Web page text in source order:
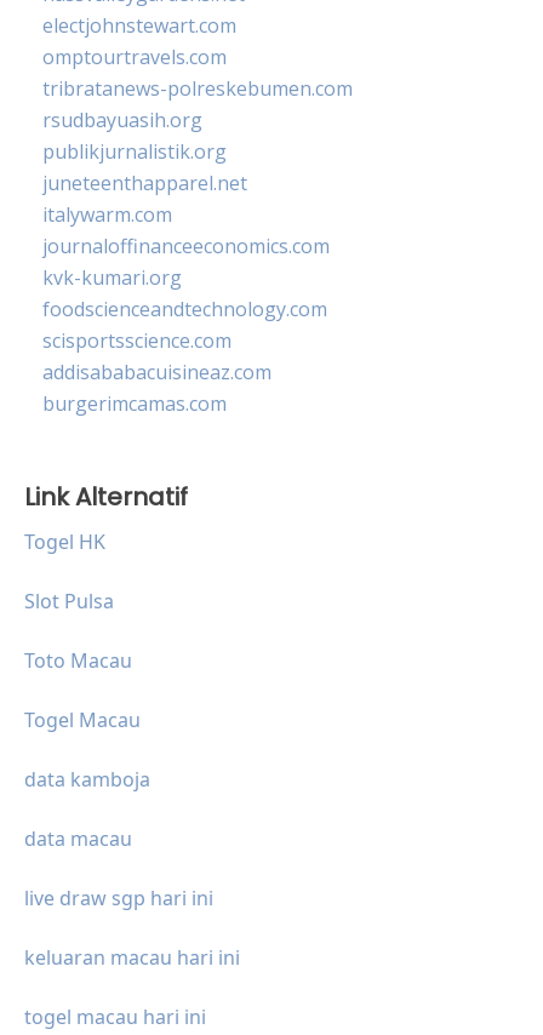
electjohnstewart.com
omptourtravels.com
tribratanews-polreskebumen.com
rsudbayuasih.org
publikjurnalistik.org
juneteenthapparel.net
italywarm.com
journaloffinanceeconomics.com
kvk-kumari.org
foodscienceandtechnology.com
scisportsscience.com
addisababacuisineaz.com
burgerimcamas.com
Link Alternatif
Togel HK
Slot Pulsa
Toto Macau
Togel Macau
data kamboja
data macau
live draw sgp hari ini
keluaran macau hari ini
togel macau hari ini